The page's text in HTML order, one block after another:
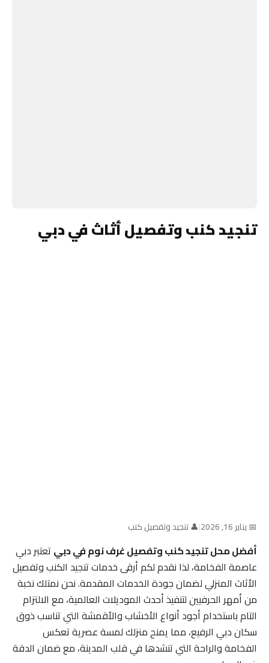
تنجيد كنب وتفصيل أثاث في دبي
📅 يناير 16, 2026 |👤 تنجيد وتفصيل كنب
أفضل محل تنجيد كنب وتفصيل غرف نوم في دبيتعتبر دبي
عاصمة الفخامة، لذا نقدم لكم أرقى خدمات تنجيد الكنب وتفصيل
الأثاث المنزلي لضمان جودة الخدمات المقدمة. نحن نمتلك نخبة
من أمهر الحرفيين لتنفيذ أحدث الموديلات العالمية، مع الالتزام
التام باستخدام أجود أنواع الأخشاب والأقمشة التي تناسب ذوق
سكان دبي الرفيع، مما يمنح منزلك لمسة عصرية تعكس
الفخامة والراحة التي تنشدها في قلب المدينة، مع ضمان الدقة